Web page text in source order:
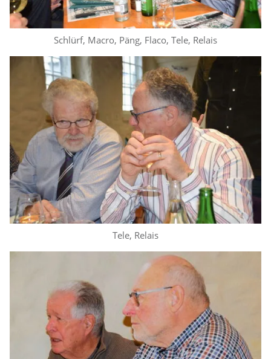
Schlürf, Macro, Päng, Flaco, Tele, Relais
Tele, Relais